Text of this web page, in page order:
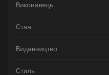
Виконавець
Стан
Видавництво
Стиль